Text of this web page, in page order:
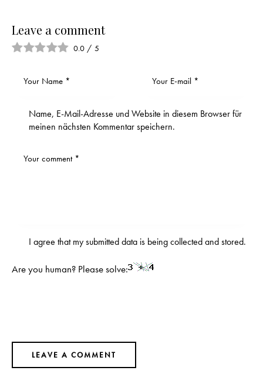
Leave a comment
0.0 / 5
Name, E-Mail-Adresse und Website in diesem Browser für
meinen nächsten Kommentar speichern.
I agree that my submitted data is beingcollected and stored.
Are you human? Please solve: